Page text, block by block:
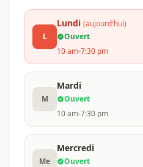
L
Lundi (aujourd'hui)
Ouvert
10 am-7:30 pm
M
Mardi
Ouvert
10 am-7:30 pm
Me
Mercredi
Ouvert